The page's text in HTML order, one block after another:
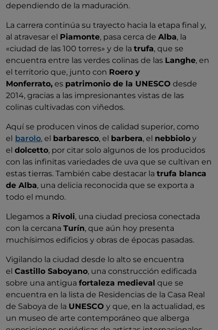
dependiendo de la maduración.
La carrera continúa su trayecto hacia la etapa final y,
al atravesar el Piamonte, pasa cerca de Alba, la
«ciudad de las 100 torres» y de la trufa, que se
encuentra entre las verdes colinas de las Langhe, en
el territorio que, junto con Roero y
Monferrato, es patrimonio de la UNESCO desde
2014, gracias a las impresionantes vistas de las
colinas cultivadas con viñedos.
Aquí se producen vinos de calidad superior, como
el barolo, el barbaresco, el barbera, el nebbiolo y
el dolcetto, por citar solo algunos de los producidos
con las infinitas variedades de uva que se cultivan en
estas tierras. También cabe destacar la trufa blanca
de Alba, una delicia reconocida que se exporta a
todo el mundo.
Llegamos a Rivoli, una ciudad preciosa conectada
con la cercana Turín, que aún hoy presenta
muchísimos edificios y obras de épocas pasadas.
Vigilando la ciudad desde lo alto se encuentra
el Castillo Saboyano, una construcción edificada
sobre una antigua fortaleza medieval que se
encuentra en la lista de Residencias de la Casa Real
de Saboya de la UNESCO y que, en la actualidad, es
un museo de arte contemporáneo que alberga